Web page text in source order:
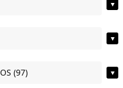
▼
▼
(97) ▼